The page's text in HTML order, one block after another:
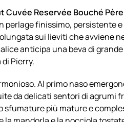
Cuvée Reservée Bouché
finissimo, persistente e
sui lieviti che avviene
anticipa una beva di
Pierry.
Al primo naso
da delicati sentori di agrumi
sfumature più mature e